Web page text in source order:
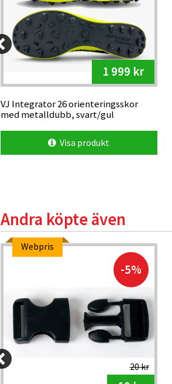
1 999 kr
VJ Integrator 26 orienteringsskor
med metalldubb, svart/gul
Visa produkt
Andra köpte även
Webpris
-5%
20 kr